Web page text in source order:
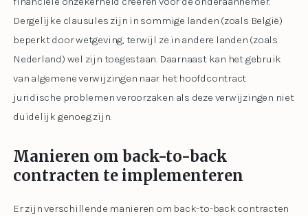
Dergelijke clausules zijn in sommige landen (zoals België)
beperkt door wetgeving, terwijl ze in andere landen (zoals
Nederland) wel zijn toegestaan. Daarnaast kan het gebruik
van algemene verwijzingen naar het hoofdcontract
juridische problemen veroorzaken als deze verwijzingen niet
duidelijk genoeg zijn.
Manieren om back-to-back
contracten te implementeren
Er zijn verschillende manieren om back-to-back contracten